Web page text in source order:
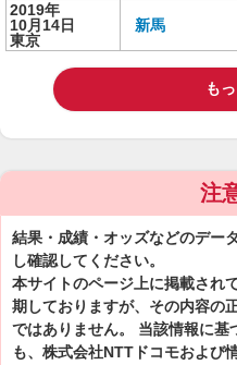
2019年
10月14日
東京
新馬
も
注
結果・成績・オッズなどのデー
し確認してください。
本サイトのページ上に掲載され
期しておりますが、その内容の
ではありません。 当該情報に基
も、株式会社NTTドコモおよび